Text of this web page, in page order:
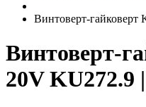
Винтоверт-
Винтоверт-
20V KU272.9